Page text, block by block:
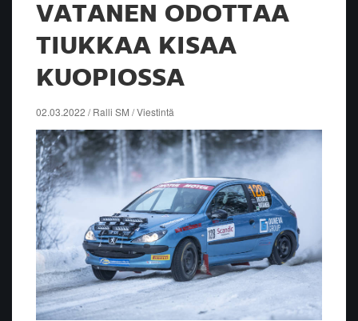
VATANEN ODOTTAA
TIUKKAA KISAA
KUOPIOSSA
02.03.2022 / Ralli SM / Viestintä